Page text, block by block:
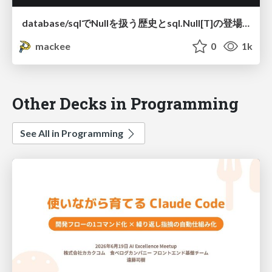
database/sqlでNullを扱う歴史とsql.Null[T]の登場 / sql.Null[T] history
mackee
0 1k
Other Decks in Programming
See All in Programming